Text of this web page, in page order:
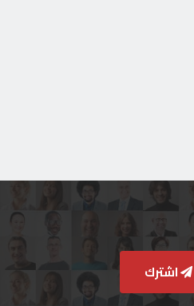
اشترك